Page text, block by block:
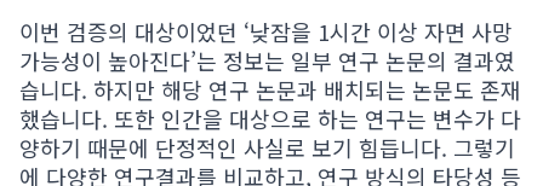
이번 검증의 대상이었던 ‘낮잠을 1시간 이상 자면 사망
가능성이 높아진다’는 정보는 일부 연구 논문의 결과였
습니다. 하지만 해당 연구 논문과 배치되는 논문도 존재
했습니다. 또한 인간을 대상으로 하는 연구는 변수가 다
양하기 때문에 단정적인 사실로 보기 힘듭니다. 그렇기
에 다양한 연구결과를 비교하고, 연구 방식의 타당성 등